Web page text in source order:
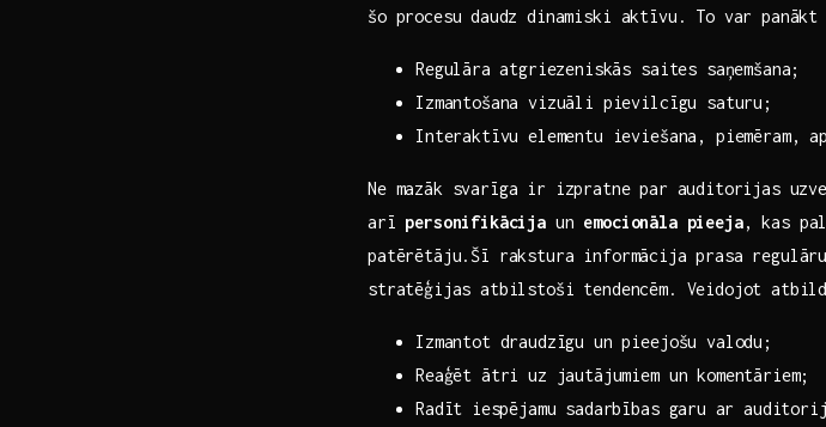
šo ‍procesu⁣ daudz dinamiski aktīvu. To var panākt
Regulāra⁢ atgriezeniskās saites saņemšana;
Izmantošana vizuāli pievilcīgu saturu;
Interaktīvu elementu ieviešana, piemēram,⁤
Ne‌ mazāk svarīga ir izpratne par⁤ auditorijas
‌arī personifikācijaun emocionāla pieeja, kas
patērētāju.Šī rakstura informācija prasa​
stratēģijas ‍atbilstoši tendencēm. Veidojot
Izmantot draudzīgu un pieejošu valodu;
Reaģēt ātri ​uz‌ jautājumiem‌ un komentāriem;
Radīt ⁤iespējamu sadarbības garu ⁢ar